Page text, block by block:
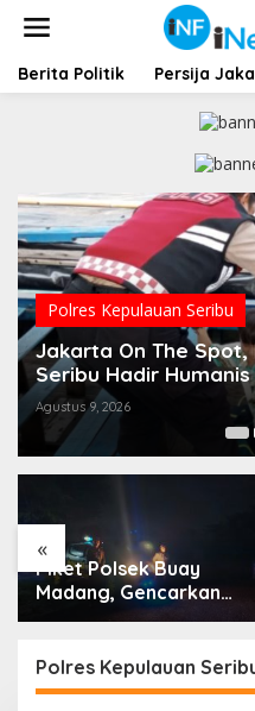
t
Berita Politik Persija
Polres Kepulauan Seribu
Jakarta On The Spot,
Seribu Hadir
Penumpang dan
110
Agustus 9, 2026
«
Piket Polsek Buay
Madang, Gencarkan
Patroli Hunting Malam
Diwilayah Hukum
Polres Kepulauan